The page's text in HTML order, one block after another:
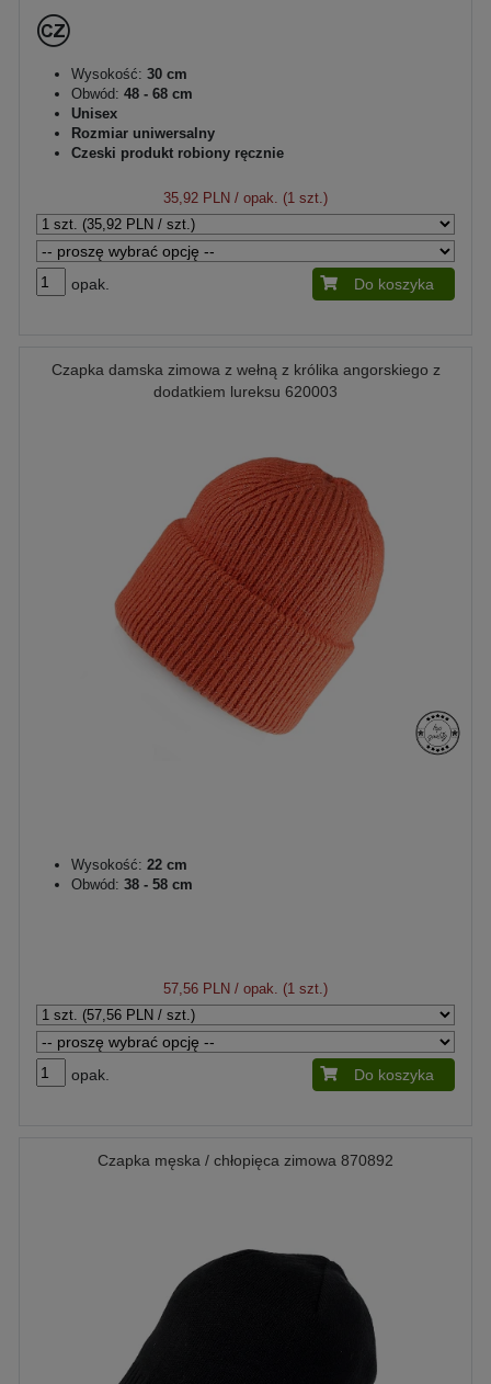
Wysokość: 30 cm
Obwód: 48 - 68 cm
Unisex
Rozmiar uniwersalny
Czeski produkt robiony ręcznie
35,92 PLN / opak. (1 szt.)
opak. Do koszyka
Czapka damska zimowa z wełną z królika angorskiego z
dodatkiem lureksu 620003
Wysokość: 22 cm
Obwód: 38 - 58 cm
57,56 PLN / opak. (1 szt.)
opak. Do koszyka
Czapka męska / chłopięca zimowa 870892